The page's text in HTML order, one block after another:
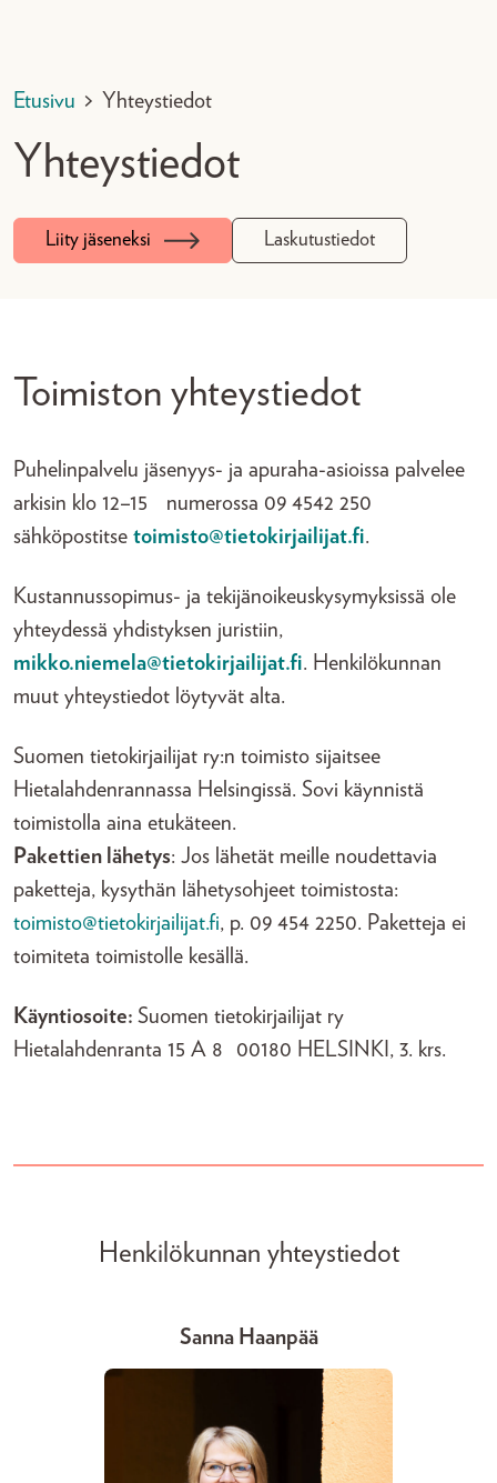
Etusivu > Yhteystiedot
Yhteystiedot
Liity jäseneksi Laskutustiedot
Toimiston yhteystiedot
Puhelinpalvelu jäsenyys- ja apuraha-asioissa palvelee
arkisin klo 12–15 numerossa 09 4542 250
sähköpostitse toimisto@tietokirjailijat.fi.
Kustannussopimus- ja tekijänoikeuskysymyksissä ole
yhteydessä yhdistyksen juristiin,
mikko.niemela@tietokirjailijat.fi. Henkilökunnan
muut yhteystiedot löytyvät alta.
Suomen tietokirjailijat ry:n toimisto sijaitsee
Hietalahdenrannassa Helsingissä. Sovi käynnistä
toimistolla aina etukäteen.
Pakettien lähetys: Jos lähetät meille noudettavia
paketteja, kysythän lähetysohjeet toimistosta:
toimisto@tietokirjailijat.fi, p. 09 454 2250. Paketteja ei
toimiteta toimistolle kesällä.
Käyntiosoite: Suomen tietokirjailijat ry
Hietalahdenranta 15 A 8 00180 HELSINKI , 3. krs.
Henkilökunnan yhteystiedot
Sanna Haanpää